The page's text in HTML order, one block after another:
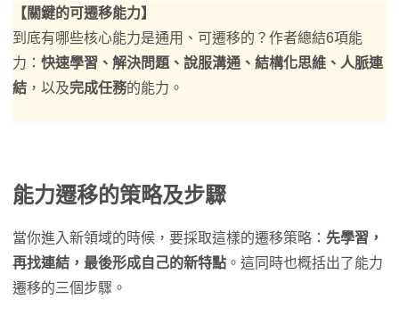
【關鍵的可遷移能力】
到底有哪些核心能力是通用、可遷移的？作者總結6項能
力： 快速學習、解決問題、說服溝通、結構化思維、人脈連
結 ，以及完成任務的能力。
能力遷移的策略及步驟
當你進入新領域的時候，要採取這樣的遷移策略： 先學習，
再找連結，最後形成自己的新特點 。這同時也概括出了能力
遷移的三個步驟。